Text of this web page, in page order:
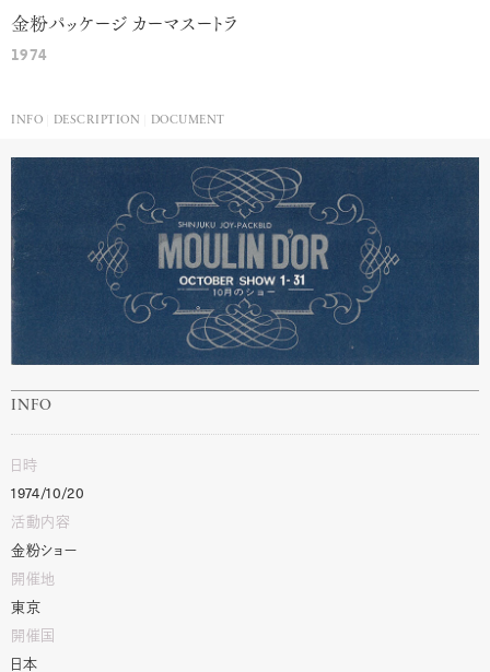
金粉パッケージ カーマスートラ
1974
INFO DESCRIPTION DOCUMENT
INFO
日時
1974/10/20
活動内容
金粉ショー
開催地
東京
開催国
日本